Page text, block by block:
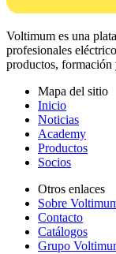
Voltimum es una
profesionales
productos, formación
Mapa del sitio
Inicio
Noticias
Academy
Productos
Socios
Otros enlaces
Sobre
Contacto
Catálogos
Grupo